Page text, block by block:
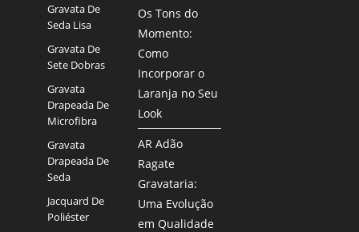
Gravata De
Seda Lisa
Gravata De
Sete Dobras
Gravata
Drapeada De
Microfibra
Gravata
Drapeada De
Seda
Jacquard De
Poliéster
Os Tons do
Momento:
Como
Incorporar o
Laranja no Seu
Look
AR Adão
Ragate
Gravataria:
Uma Evolução
em Qualidade